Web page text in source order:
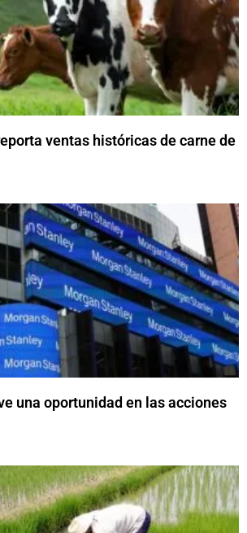
ventas históricas de carne de
una oportunidad en las acciones